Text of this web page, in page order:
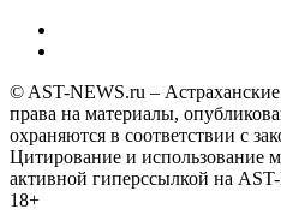
© AST-NEWS.ru –
права на материалы,
охраняются в соответствии с
Цитирование и использование
активной гиперссылкой на
18+